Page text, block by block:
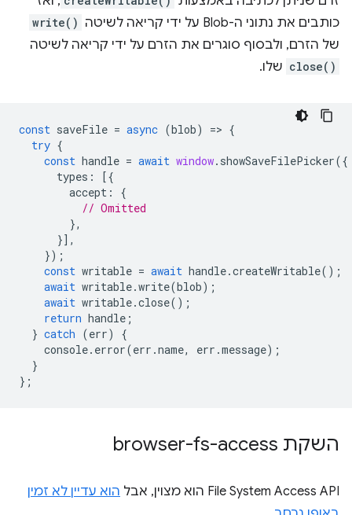
כותבים את נתוני ה-Blob על ידי קריאה לשיטה
write()
של הזרם, ולבסוף סוגרים את הזרם על ידי קריאה לשיטה
close() שלו.
const saveFile = async (blob) => {
try {
const handle = await window. showSaveFilePicker({
types :
[{
accept :
{
// Omitted
},
}],
});
const writable = await handle.createWritable();
await writable.write(blob);
await writable.close();
return handle ;
} catch (err)
{
console. error(err .name, err .message);
}
};
השקת browser-fs-access
‫File System Access API הוא מצוין, אבל
הוא עדיין לא זמין